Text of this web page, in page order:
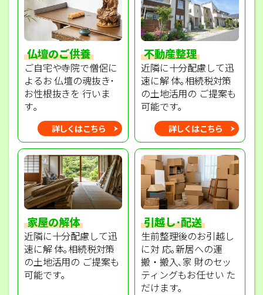
仏壇のご供養
ご自宅や寺院で僧侶に
よるお 仏壇の魂抜き･
お性根抜きを 行いま
す｡
詳しくはこちら
不動産整理
近隣に十分配慮して迅
速に解 体｡相続税対策
の土地活用の ご提案も
可能です｡
詳しくはこちら
家屋の解体
近隣に十分配慮して迅
速に解 体｡相続税対策
の土地活用の ご提案も
可能です｡
引越し･配送
生前整理後のお引越し
に対 応｡新居への運
搬・搬入､家 財のセッ
ティングもお任せい た
だけます｡